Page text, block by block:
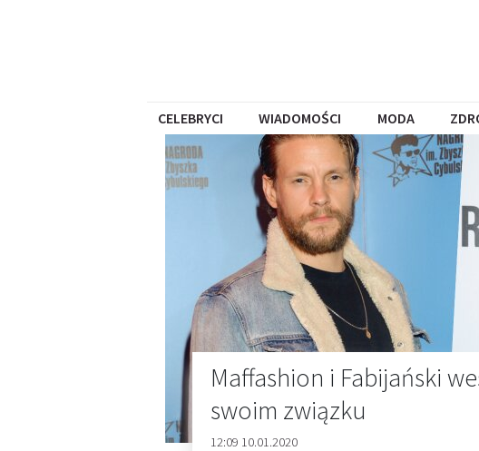
CELEBRYCI WIADOMOŚCI MODA
Maffashion i Fabijański
swoim związku
12:09 10.01.2020